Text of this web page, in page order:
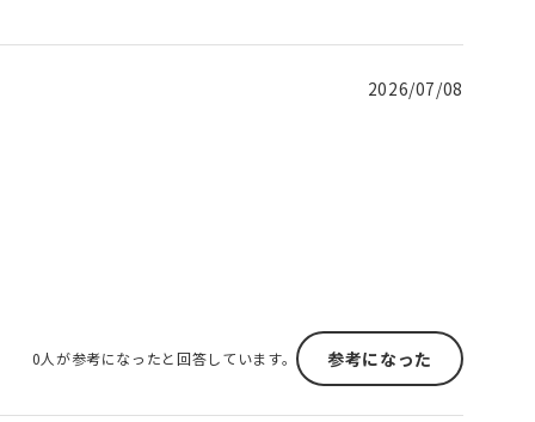
2026/07/08
0人が参考になったと回答しています。 参考になった